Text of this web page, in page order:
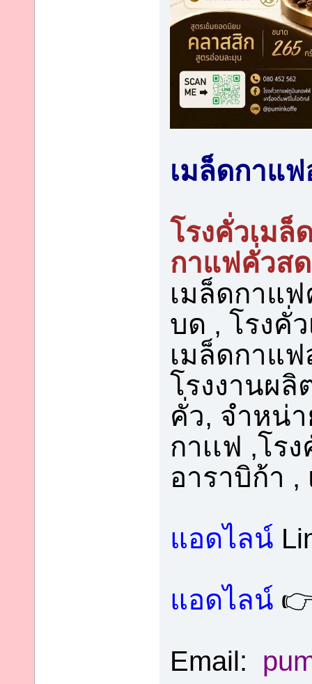
เมล็ดกาแ
โรงคั่วเม
กาแฟคั่วส
เมล็ดกาแ
บด , โรงคั่
เมล็ดกาแ
โรงงานผลิ
คั่ว, จำหน่า
กาเเฟ ,โร
อาราบิก้า
แอดไลน์
แอดไลน์
Email: